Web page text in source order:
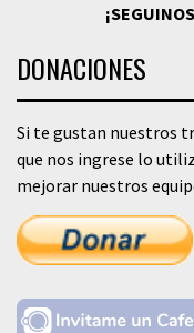
DONACIONES
Si te gustan nuestros
que nos ingrese lo
mejorar nuestros